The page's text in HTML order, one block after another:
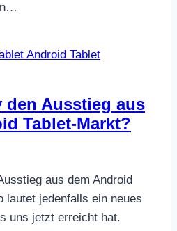
den Ausstieg aus
Tablet-Markt?
aus dem Android
lautet jedenfalls ein neues
uns jetzt erreicht hat.